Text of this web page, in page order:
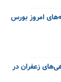
تنی عرضه‌های امروز بورس
زعفران در